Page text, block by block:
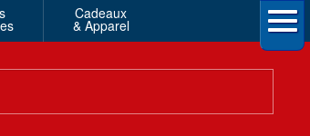
Cadeaux
& Apparel